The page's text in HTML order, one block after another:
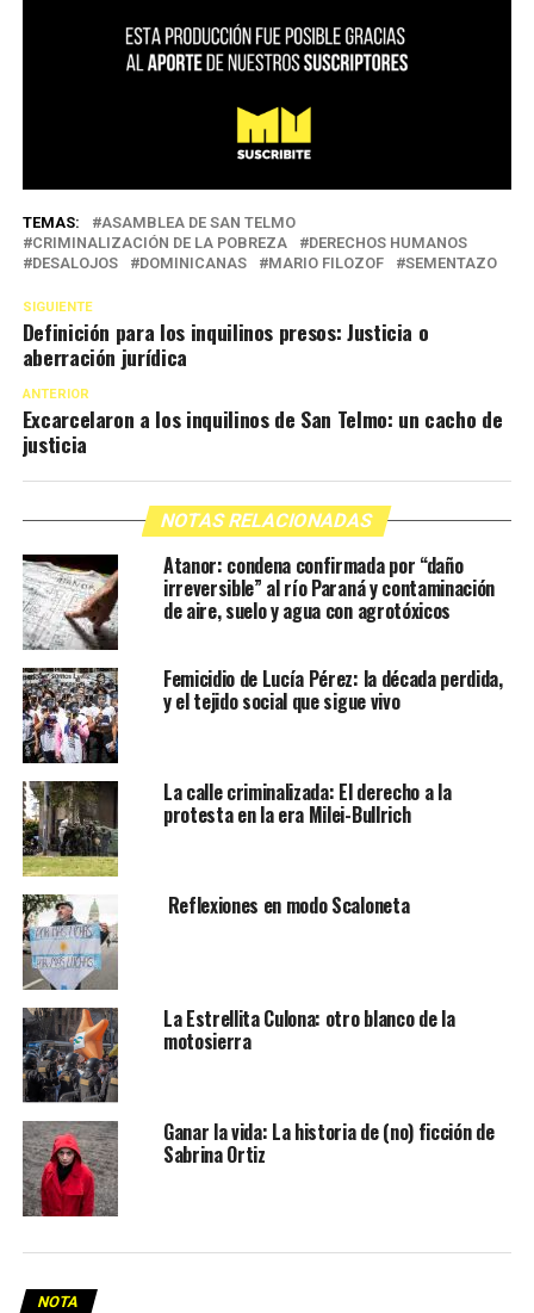
TEMAS:
ASAMBLEA DE SAN TELMO
CRIMINALIZACIÓN DE LA POBREZA
DERECHOS HUMANOS
DESALOJOS
DOMINICANAS MARIO FILOZOF SEMENTAZO
SIGUIENTE
Definición para los inquilinos presos: Justicia o
aberración jurídica
ANTERIOR
Excarcelaron a los inquilinos de San Telmo: un cacho de
justicia
NOTAS RELACIONADAS
Atanor: condena confirmada por “daño
irreversible” al río Paraná y contaminación
de aire, suelo y agua con agrotóxicos
Femicidio de Lucía Pérez: la década perdida,
y el tejido social que sigue vivo
La calle criminalizada: El derecho a la
protesta en la era Milei-Bullrich
Reflexiones en modo Scaloneta
La Estrellita Culona: otro blanco de la
motosierra
Ganar la vida: La historia de (no) ficción de
Sabrina Ortiz
NOTA